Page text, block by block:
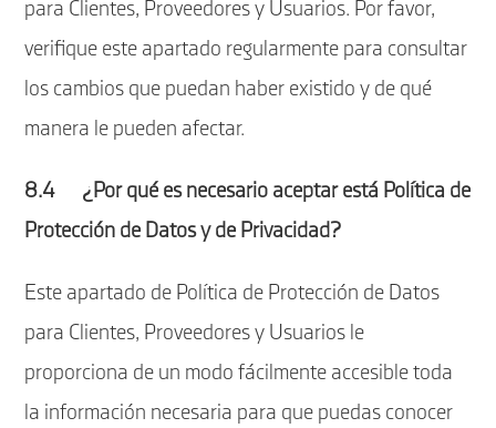
para Clientes, Proveedores y Usuarios. Por favor,
verifique este apartado regularmente para consultar
los cambios que puedan haber existido y de qué
manera le pueden afectar.
8.4 ¿Por qué es necesario aceptar está Política de
Protección de Datos y de Privacidad?
Este apartado de Política de Protección de Datos
para Clientes, Proveedores y Usuarios le
proporciona de un modo fácilmente accesible toda
la información necesaria para que puedas conocer